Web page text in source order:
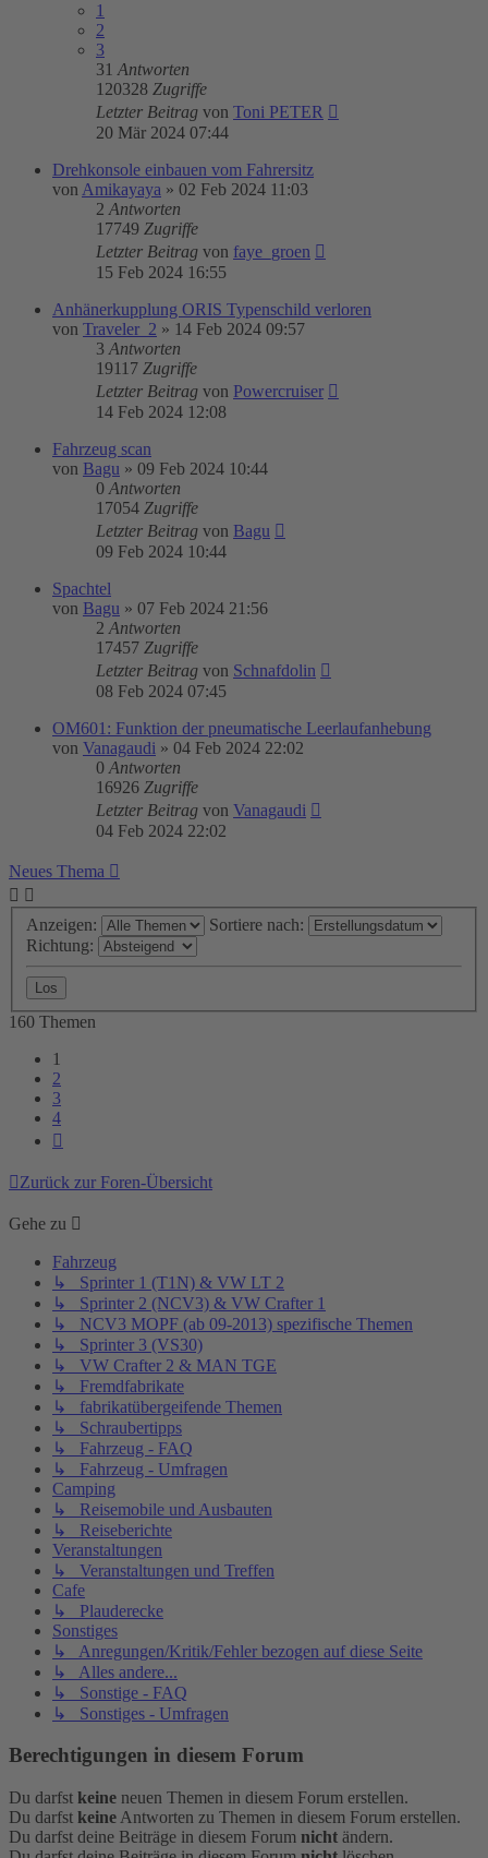
1
2
3
31 Antworten
120328 Zugriffe
Letzter Beitrag von Toni PETER
20 Mär 2024 07:44
Drehkonsole einbauen vom Fahrersitz
von Amikayaya » 02 Feb 2024 11:03
2 Antworten
17749 Zugriffe
Letzter Beitrag von faye_groen
15 Feb 2024 16:55
Anhänerkupplung ORIS Typenschild verloren
von Traveler_2 » 14 Feb 2024 09:57
3 Antworten
19117 Zugriffe
Letzter Beitrag von Powercruiser
14 Feb 2024 12:08
Fahrzeug scan
von Bagu » 09 Feb 2024 10:44
0 Antworten
17054 Zugriffe
Letzter Beitrag von Bagu
09 Feb 2024 10:44
Spachtel
von Bagu » 07 Feb 2024 21:56
2 Antworten
17457 Zugriffe
Letzter Beitrag von Schnafdolin
08 Feb 2024 07:45
OM601: Funktion der pneumatische Leerlaufanhebung
von Vanagaudi » 04 Feb 2024 22:02
0 Antworten
16926 Zugriffe
Letzter Beitrag von Vanagaudi
04 Feb 2024 22:02
Neues Thema
Anzeigen:
Sortiere nach:
Richtung:
160 Themen
1
2
3
4
Zurück zur Foren-Übersicht
Gehe zu
Fahrzeug
↳ Sprinter 1 (T1N) & VW LT 2
↳ Sprinter 2 (NCV3) & VW Crafter 1
↳ NCV3 MOPF (ab 09-2013) spezifische Themen
↳ Sprinter 3 (VS30)
↳ VW Crafter 2 & MAN TGE
↳ Fremdfabrikate
↳ fabrikatübergeifende Themen
↳ Schraubertipps
↳ Fahrzeug - FAQ
↳ Fahrzeug - Umfragen
Camping
↳ Reisemobile und Ausbauten
↳ Reiseberichte
Veranstaltungen
↳ Veranstaltungen und Treffen
Cafe
↳ Plauderecke
Sonstiges
↳ Anregungen/Kritik/Fehler bezogen auf diese Seite
↳ Alles andere...
↳ Sonstige - FAQ
↳ Sonstiges - Umfragen
Berechtigungen in diesem Forum
Du darfst keine neuen Themen in diesem Forum erstellen.
Du darfst keine Antworten zu Themen in diesem Forum erstellen.
Du darfst deine Beiträge in diesem Forum nicht ändern.